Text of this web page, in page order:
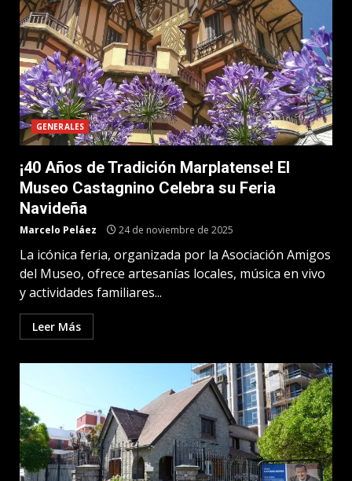
GENERALES
¡40 Años de Tradición Marplatense! El
Museo Castagnino Celebra su Feria
Navideña
Marcelo Peláez 24 de noviembre de 2025
La icónica feria, organizada por la Asociación Amigos
del Museo, ofrece artesanías locales, música en vivo
y actividades familiares...
Leer Más